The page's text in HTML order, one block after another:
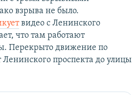
взрыва не было.
видео с Ленинского
что там работают
Перекрыто движение по
Ленинского проспекта до улицы